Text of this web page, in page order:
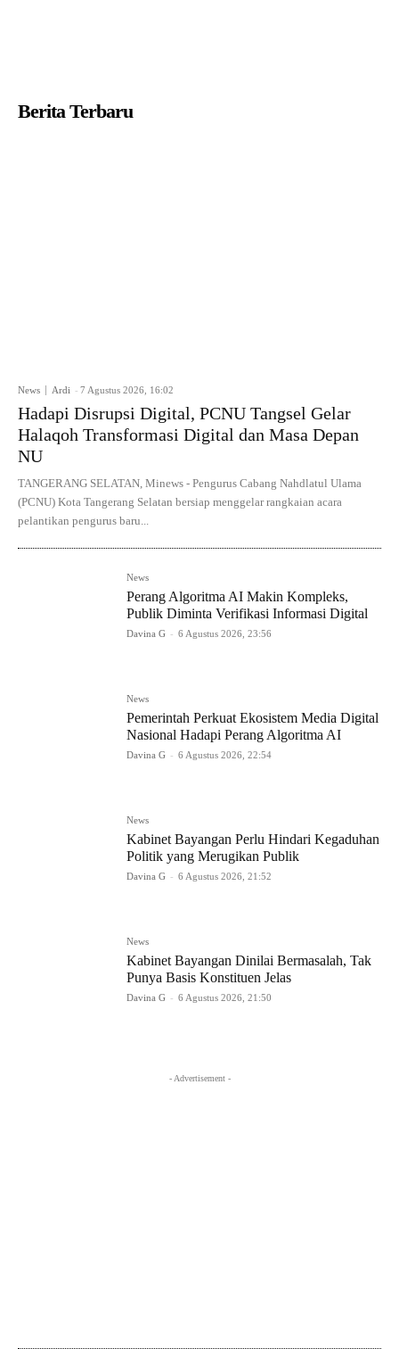
Berita Terbaru
News Ardi - 7 Agustus 2026, 16:02
Hadapi Disrupsi Digital, PCNU Tangsel Gelar
Halaqoh Transformasi Digital dan Masa Depan
NU
TANGERANG SELATAN, Minews - Pengurus Cabang Nahdlatul Ulama
(PCNU) Kota Tangerang Selatan bersiap menggelar rangkaian acara
pelantikan pengurus baru...
News
Perang Algoritma AI Makin Kompleks,
Publik Diminta Verifikasi Informasi Digital
Davina G - 6 Agustus 2026, 23:56
News
Pemerintah Perkuat Ekosistem Media Digital
Nasional Hadapi Perang Algoritma AI
Davina G - 6 Agustus 2026, 22:54
News
Kabinet Bayangan Perlu Hindari Kegaduhan
Politik yang Merugikan Publik
Davina G - 6 Agustus 2026, 21:52
News
Kabinet Bayangan Dinilai Bermasalah, Tak
Punya Basis Konstituen Jelas
Davina G - 6 Agustus 2026, 21:50
- Advertisement -